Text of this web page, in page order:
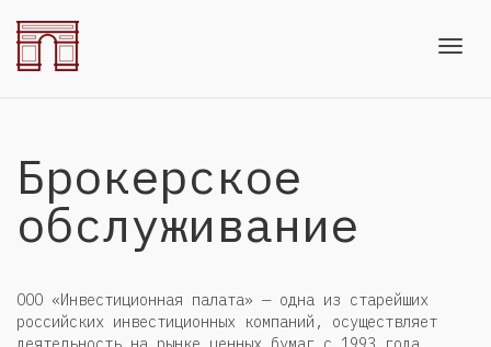
Брокерское
обслуживание
ООО «Инвестиционная палата» — одна из старейших
российских инвестиционных компаний, осуществляет